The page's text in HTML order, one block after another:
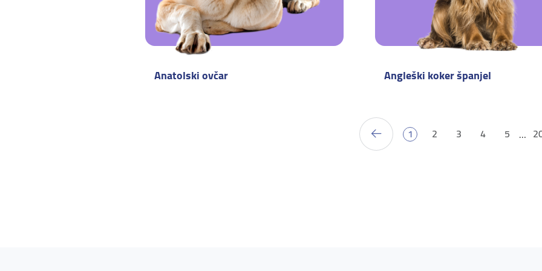
Anatolski ovčar Angleški koker španjel
1 2 3 4 5 …